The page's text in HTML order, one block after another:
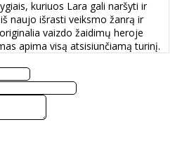
kuriuos Lara gali naršyti ir
naujo išrasti veiksmo žanrą ir
vaizdo žaidimų heroje
apima visą atsisiunčiamą turinį.